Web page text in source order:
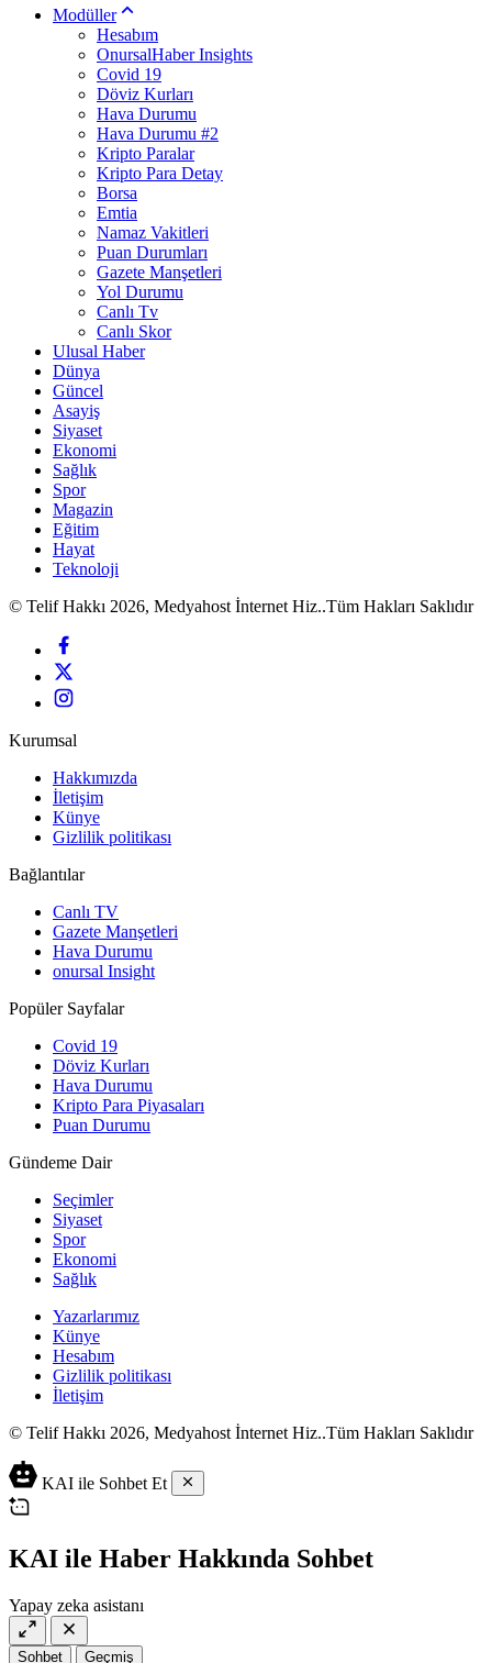
Modüller
Hesabım
OnursalHaber Insights
Covid 19
Döviz Kurları
Hava Durumu
Hava Durumu #2
Kripto Paralar
Kripto Para Detay
Borsa
Emtia
Namaz Vakitleri
Puan Durumları
Gazete Manşetleri
Yol Durumu
Canlı Tv
Canlı Skor
Ulusal Haber
Dünya
Güncel
Asayiş
Siyaset
Ekonomi
Sağlık
Spor
Magazin
Eğitim
Hayat
Teknoloji
© Telif Hakkı 2026, Medyahost İnternet Hiz..Tüm Hakları Saklıdır
Kurumsal
Hakkımızda
İletişim
Künye
Gizlilik politikası
Bağlantılar
Canlı TV
Gazete Manşetleri
Hava Durumu
onursal Insight
Popüler Sayfalar
Covid 19
Döviz Kurları
Hava Durumu
Kripto Para Piyasaları
Puan Durumu
Gündeme Dair
Seçimler
Siyaset
Spor
Ekonomi
Sağlık
Yazarlarımız
Künye
Hesabım
Gizlilik politikası
İletişim
© Telif Hakkı 2026, Medyahost İnternet Hiz..Tüm Hakları Saklıdır
casino
siteleri
casino
2023
lordcasino
canlı
casino
siteleri
iyi
casino
vdcasino
vdcasino
giriş
ev
yapımı
salça
KAI ile Sohbet Et
KAI ile Haber Hakkında Sohbet
Yapay zeka asistanı
Sohbet Geçmiş